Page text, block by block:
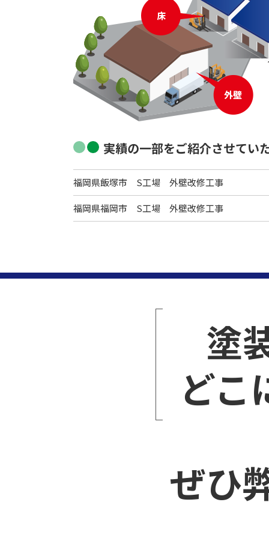
実績の一部をご紹介させてい
福岡県飯塚市 S工場 外壁改修工事
福岡県福岡市 S工場 外壁改修工事
塗
どこ
ぜひ